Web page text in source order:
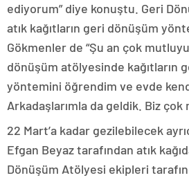
ediyorum” diye konuştu. Geri
atık kağıtların geri dönüşüm
Gökmenler de “Şu an çok
dönüşüm atölyesinde kağıtların
yöntemini öğrendim ve evde
Arkadaşlarımla da geldik. Biz çok
22 Mart’a kadar gezilebilecek
Efgan Beyaz tarafından atık
Dönüşüm Atölyesi ekipleri